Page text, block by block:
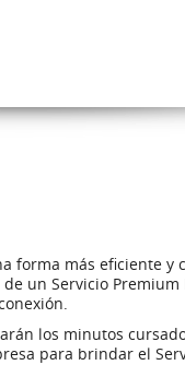
forma más eficiente y
un Servicio
los minutos
para brindar el